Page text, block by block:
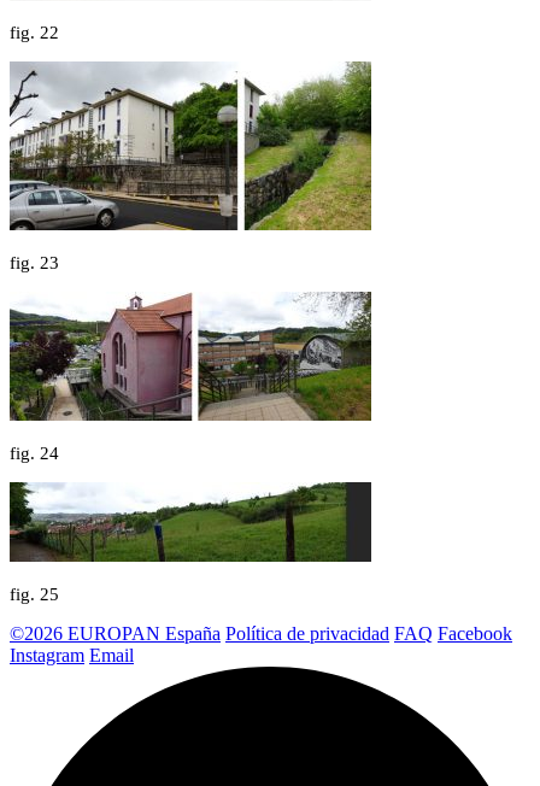
fig. 22
fig. 23
fig. 24
fig. 25
©2026 EUROPAN España Política de privacidad FAQ Facebook
Instagram Email